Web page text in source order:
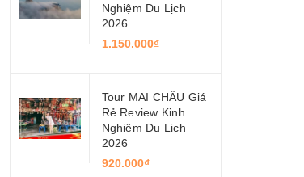
Nghiệm Du Lịch
2026
1.150.000₫
Tour MAI CHÂU Giá
Rẻ Review Kinh
Nghiệm Du Lịch
2026
920.000₫